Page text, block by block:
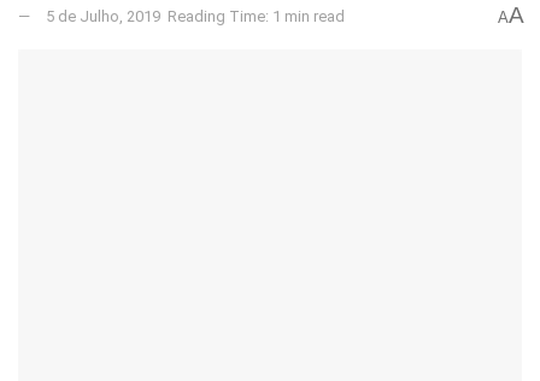
5 de Julho, 2019 Reading Time: 1 min read AA